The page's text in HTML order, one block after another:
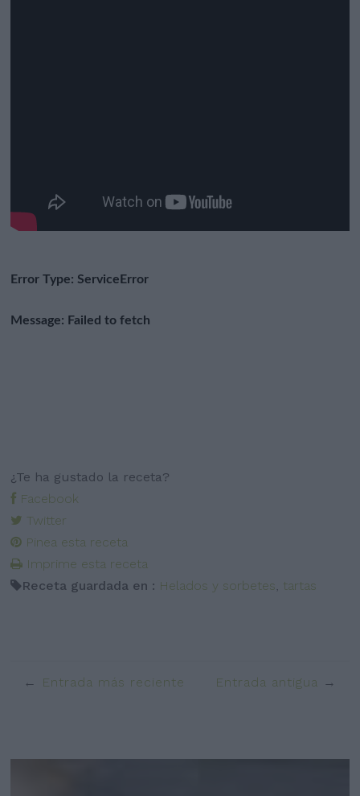
¿Te ha gustado la receta?
Facebook
Twitter
Pinea esta receta
Imprime esta receta
Receta guardada en : Helados y sorbetes, tartas
Entrada más reciente Entrada antigua